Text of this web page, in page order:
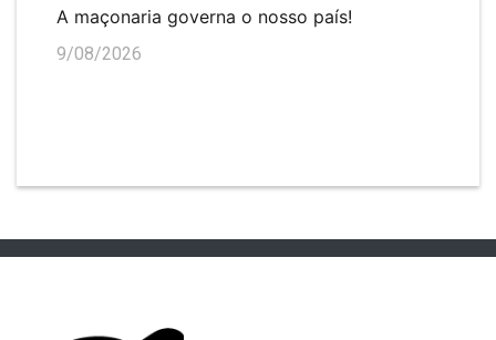
A maçonaria governa o nosso país!
9/08/2026